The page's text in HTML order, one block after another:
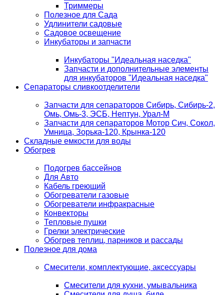
Триммеры
Полезное для Сада
Удлинители садовые
Садовое освещение
Инкубаторы и запчасти
Инкубаторы "Идеальная наседка"
Запчасти и дополнительные элементы
для инкубаторов "Идеальная наседка"
Сепараторы сливкоотделители
Запчасти для сепараторов Сибирь, Сибирь-2,
Омь, Омь-3, ЭСБ, Нептун, Урал-М
Запчасти для сепараторов Мотор Сич, Сокол,
Умница, Зорька-120, Крынка-120
Складные емкости для воды
Обогрев
Подогрев бассейнов
Для Авто
Кабель греющий
Обогреватели газовые
Обогреватели инфракрасные
Конвекторы
Тепловые пушки
Грелки электрические
Обогрев теплиц, парников и рассады
Полезное для дома
Смесители, комплектующие, аксессуары
Смесители для кухни, умывальника